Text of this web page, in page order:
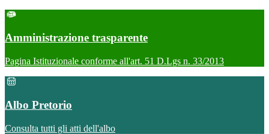
Amministrazione trasparente
Pagina Istituzionale conforme all'art. 51 D.Lgs n. 33/2013
Albo Pretorio
Consulta tutti gli atti dell'albo